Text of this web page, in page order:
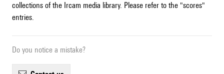
collections of the Ircam media library. Please refer to the "scores"
entries.
Do you notice a mistake?